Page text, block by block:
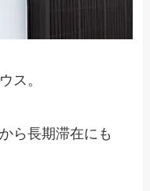
ス。
ら長期滞在にも